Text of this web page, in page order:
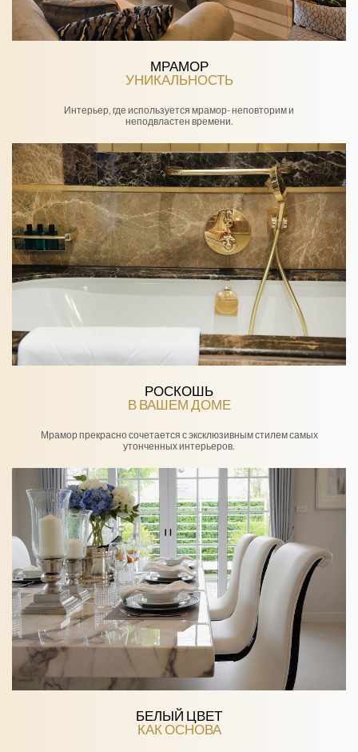
МРАМОР
УНИКАЛЬНОСТЬ
Интерьер, где используется мрамор- неповторим и
неподвластен времени.
РОСКОШЬ
В ВАШЕМ ДОМЕ
Мрамор прекрасно сочетается с эксклюзивным стилем самых
утонченных интерьеров.
БЕЛЫЙ ЦВЕТ
КАК ОСНОВА